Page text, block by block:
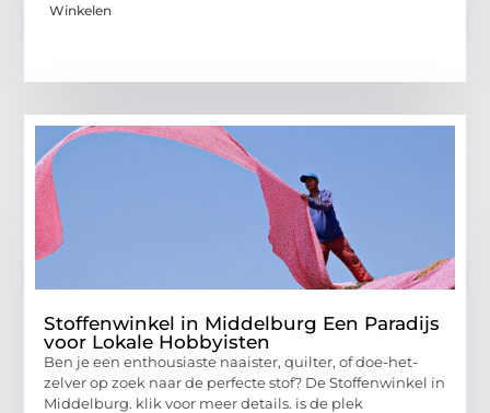
Winkelen
Stoffenwinkel in Middelburg Een Paradijs
voor Lokale Hobbyisten
Ben je een enthousiaste naaister, quilter, of doe-het-
zelver op zoek naar de perfecte stof? De Stoffenwinkel in
Middelburg. klik voor meer details. is de plek